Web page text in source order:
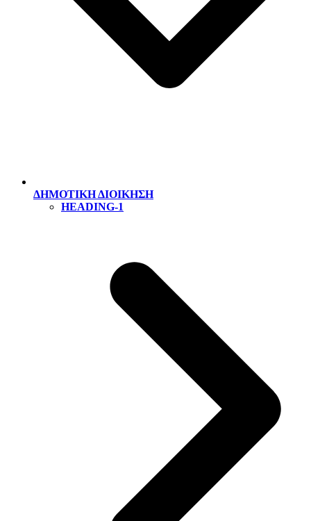
ΔΗΜΟΤΙΚΗ ΔΙΟΙΚΗΣΗ
HEADING-1